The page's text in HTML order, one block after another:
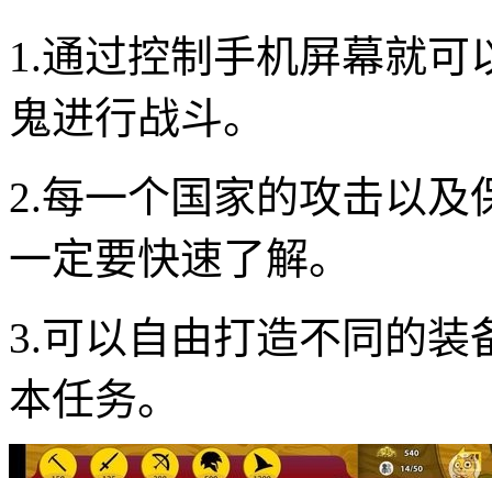
1.通过控制手机屏幕就
鬼进行战斗。
2.每一个国家的攻击以
一定要快速了解。
3.可以自由打造不同的
本任务。